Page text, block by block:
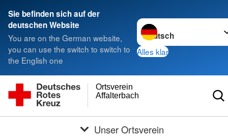
Sie befinden sich auf der
deutschen Website
You are on the German website,
you can use the switch to switch to
the English one
Sprache wechseln zu
Alles klar
Affalterbach
Ortsverein
Unser Ortsverein